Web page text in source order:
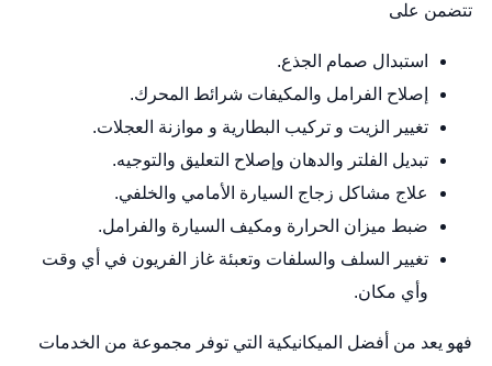
تتضمن على
استبدال صمام الجذع.
إصلاح الفرامل والمكيفات شرائط المحرك.
تغيير الزيت و تركيب البطارية و موازنة العجلات.
تبديل الفلتر والدهان وإصلاح التعليق والتوجيه.
علاج مشاكل زجاج السيارة الأمامي والخلفي.
ضبط ميزان الحرارة ومكيف السيارة والفرامل.
تغيير السلف والسلفات وتعبئة غاز الفريون في أي وقت
وأي مكان.
فهو يعد من أفضل الميكانيكية التي توفر مجموعة من الخدمات